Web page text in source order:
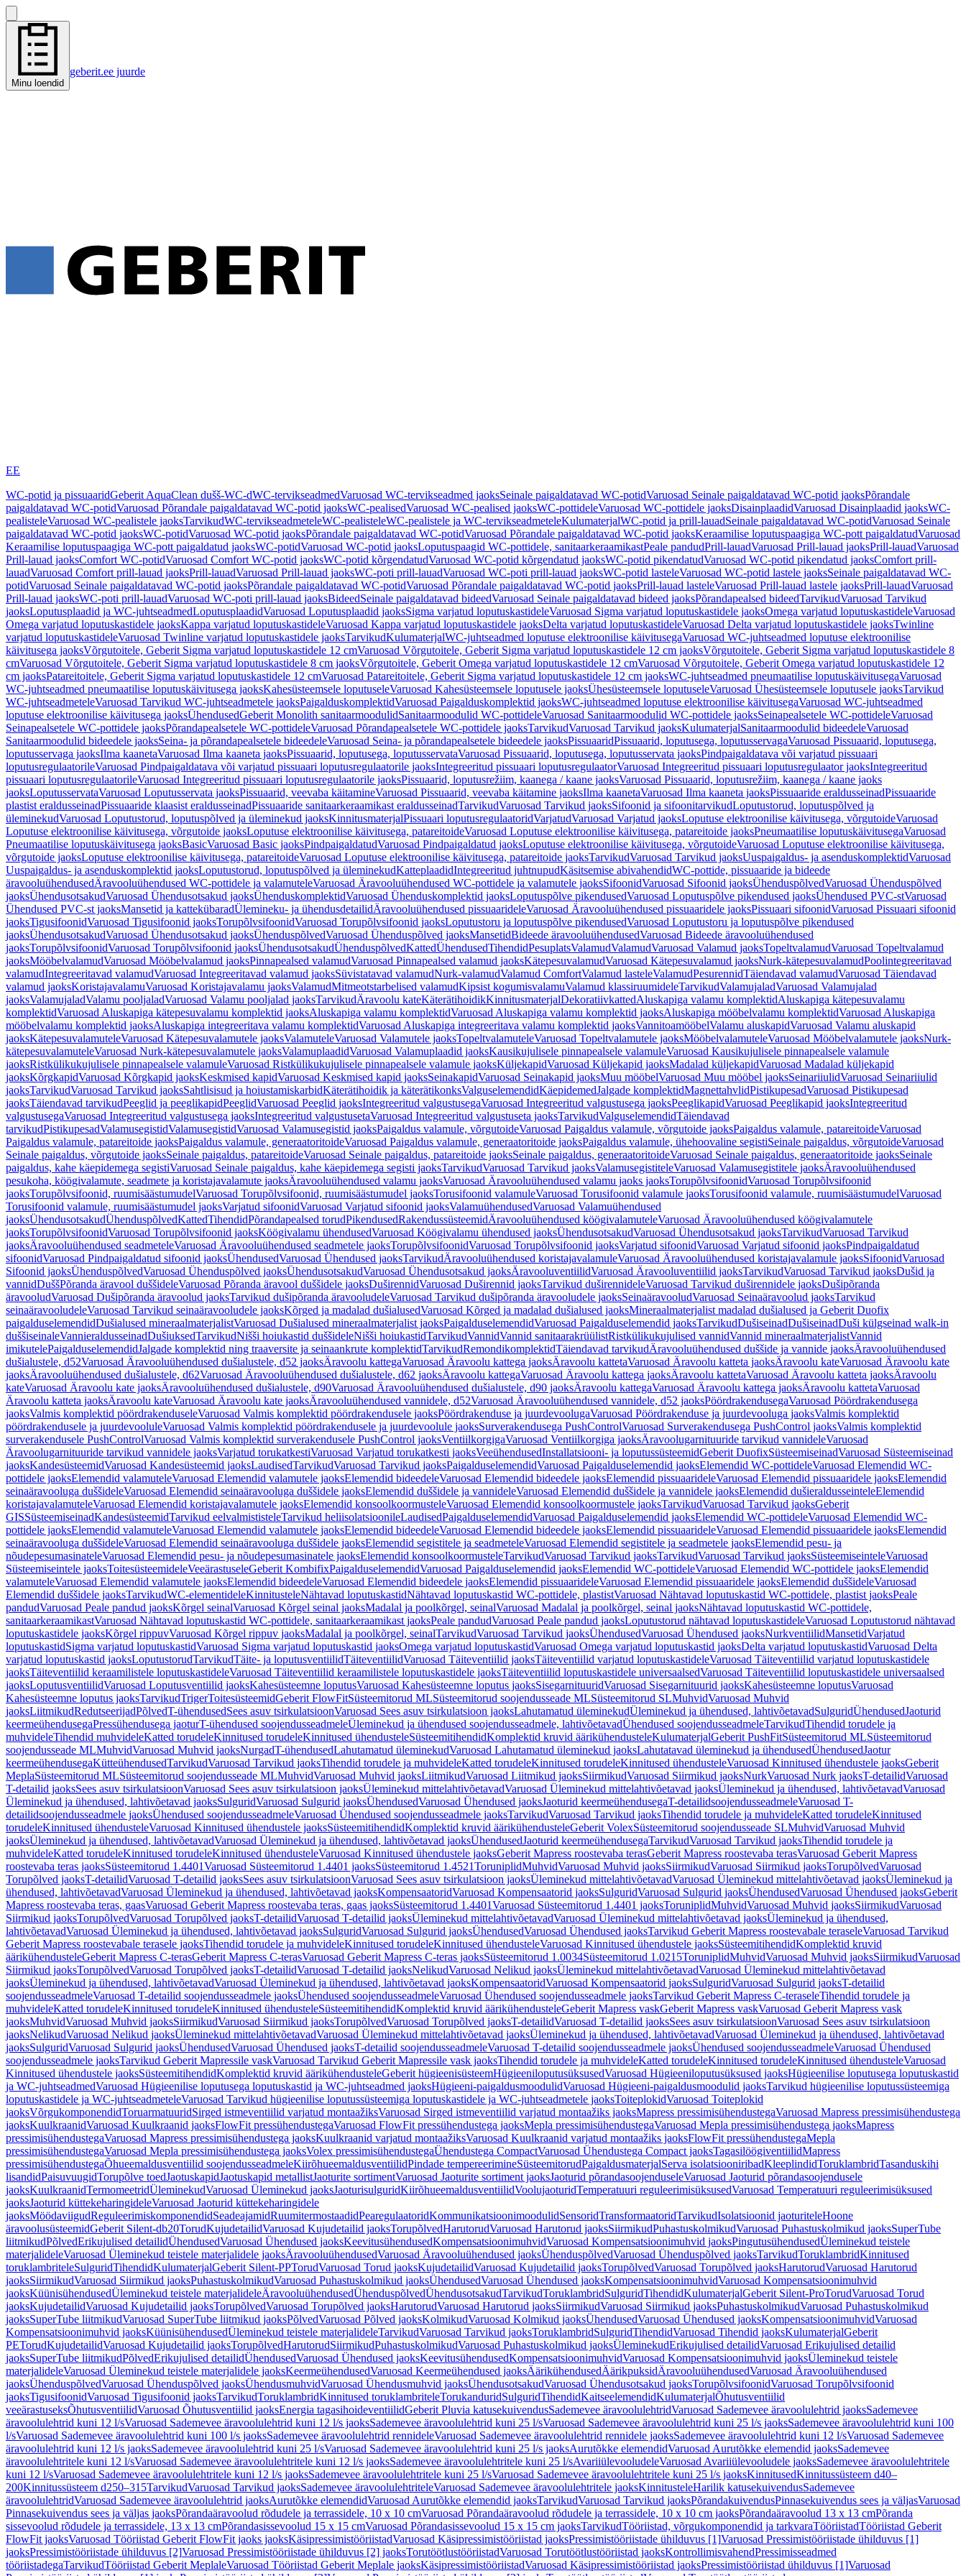
Minu loendid
geberit.ee juurde
EE
WC-potid ja pissuaaridGeberit AquaClean dušš-WC-dWC-tervikseadmedVaruosad WC-tervikseadmed jaoksSeinale paigaldatavad WC-potidVaruosad Seinale paigaldatavad WC-potid jaoksPõrandale
paigaldatavad WC-potidVaruosad Põrandale paigaldatavad WC-potid jaoksWC-pealisedVaruosad WC-pealised jaoksWC-pottideleVaruosad WC-pottidele jaoksDisainplaadidVaruosad Disainplaadid jaoksWC-
pealisteleVaruosad WC-pealistele jaoksTarvikudWC-tervikseadmeteleWC-pealisteleWC-pealistele ja WC-tervikseadmeteleKulumaterjalWC-potid ja prill-lauadSeinale paigaldatavad WC-potidVaruosad Seinale
paigaldatavad WC-potid jaoksWC-potidVaruosad WC-potid jaoksPõrandale paigaldatavad WC-potidVaruosad Põrandale paigaldatavad WC-potid jaoksKeraamilise loputuspaagiga WC-pott paigaldatudVaruosad
Keraamilise loputuspaagiga WC-pott paigaldatud jaoksWC-potidVaruosad WC-potid jaoksLoputuspaagid WC-pottidele, sanitaarkeraamikastPeale pandudPrill-lauadVaruosad Prill-lauad jaoksPrill-lauadVaruosad
Prill-lauad jaoksComfort WC-potidVaruosad Comfort WC-potid jaoksWC-potid kõrgendatudVaruosad WC-potid kõrgendatud jaoksWC-potid pikendatudVaruosad WC-potid pikendatud jaoksComfort prill-
lauadVaruosad Comfort prill-lauad jaoksPrill-lauadVaruosad Prill-lauad jaoksWC-poti prill-lauadVaruosad WC-poti prill-lauad jaoksWC-potid lasteleVaruosad WC-potid lastele jaoksSeinale paigaldatavad WC-
potidVaruosad Seinale paigaldatavad WC-potid jaoksPõrandale paigaldatavad WC-potidVaruosad Põrandale paigaldatavad WC-potid jaoksPrill-lauad lasteleVaruosad Prill-lauad lastele jaoksPrill-lauadVaruosad
Prill-lauad jaoksWC-poti prill-lauadVaruosad WC-poti prill-lauad jaoksBideedSeinale paigaldatavad bideedVaruosad Seinale paigaldatavad bideed jaoksPõrandapealsed bideedTarvikudVaruosad Tarvikud
jaoksLoputusplaadid ja WC-juhtseadmedLoputusplaadidVaruosad Loputusplaadid jaoksSigma varjatud loputuskastideleVaruosad Sigma varjatud loputuskastidele jaoksOmega varjatud loputuskastideleVaruosad
Omega varjatud loputuskastidele jaoksKappa varjatud loputuskastideleVaruosad Kappa varjatud loputuskastidele jaoksDelta varjatud loputuskastideleVaruosad Delta varjatud loputuskastidele jaoksTwinline
varjatud loputuskastideleVaruosad Twinline varjatud loputuskastidele jaoksTarvikudKulumaterjalWC-juhtseadmed loputuse elektroonilise käivitusegaVaruosad WC-juhtseadmed loputuse elektroonilise
käivitusega jaoksVõrgutoitele, Geberit Sigma varjatud loputuskastidele 12 cmVaruosad Võrgutoitele, Geberit Sigma varjatud loputuskastidele 12 cm jaoksVõrgutoitele, Geberit Sigma varjatud loputuskastidele 8
cmVaruosad Võrgutoitele, Geberit Sigma varjatud loputuskastidele 8 cm jaoksVõrgutoitele, Geberit Omega varjatud loputuskastidele 12 cmVaruosad Võrgutoitele, Geberit Omega varjatud loputuskastidele 12
cm jaoksPatareitoitele, Geberit Sigma varjatud loputuskastidele 12 cmVaruosad Patareitoitele, Geberit Sigma varjatud loputuskastidele 12 cm jaoksWC-juhtseadmed pneumaatilise loputuskäivitusegaVaruosad
WC-juhtseadmed pneumaatilise loputuskäivitusega jaoksKahesüsteemsele loputuseleVaruosad Kahesüsteemsele loputusele jaoksÜhesüsteemsele loputuseleVaruosad Ühesüsteemsele loputusele jaoksTarvikud
WC-juhtseadmeteleVaruosad Tarvikud WC-juhtseadmetele jaoksPaigalduskomplektidVaruosad Paigalduskomplektid jaoksWC-juhtseadmed loputuse elektroonilise käivitusegaVaruosad WC-juhtseadmed
loputuse elektroonilise käivitusega jaoksÜhendusedGeberit Monolith sanitaarmoodulidSanitaarmoodulid WC-pottideleVaruosad Sanitaarmoodulid WC-pottidele jaoksSeinapealsetele WC-pottideleVaruosad
Seinapealsetele WC-pottidele jaoksPõrandapealsetele WC-pottideleVaruosad Põrandapealsetele WC-pottidele jaoksTarvikudVaruosad Tarvikud jaoksKulumaterjalSanitaarmoodulid bideedeleVaruosad
Sanitaarmoodulid bideedele jaoksSeina- ja põrandapealsetele bideedeleVaruosad Seina- ja põrandapealsetele bideedele jaoksPissuaaridPissuaarid, loputusega, loputusservagaVaruosad Pissuaarid, loputusega,
loputusservaga jaoksIlma kaanetaVaruosad Ilma kaaneta jaoksPissuaarid, loputusega, loputusservataVaruosad Pissuaarid, loputusega, loputusservata jaoksPindpaigaldatava või varjatud pissuaari
loputusregulaatorileVaruosad Pindpaigaldatava või varjatud pissuaari loputusregulaatorile jaoksIntegreeritud pissuaari loputusregulaatorVaruosad Integreeritud pissuaari loputusregulaator jaoksIntegreeritud
pissuaari loputusregulaatorileVaruosad Integreeritud pissuaari loputusregulaatorile jaoksPissuaarid, loputusrežiim, kaanega / kaane jaoksVaruosad Pissuaarid, loputusrežiim, kaanega / kaane jaoks
jaoksLoputusservataVaruosad Loputusservata jaoksPissuaarid, veevaba käitamineVaruosad Pissuaarid, veevaba käitamine jaoksIlma kaanetaVaruosad Ilma kaaneta jaoksPissuaaride eraldusseinadPissuaaride
plastist eraldusseinadPissuaaride klaasist eraldusseinadPissuaaride sanitaarkeraamikast eraldusseinadTarvikudVaruosad Tarvikud jaoksSifoonid ja sifoonitarvikudLoputustorud, loputuspõlved ja
üleminekudVaruosad Loputustorud, loputuspõlved ja üleminekud jaoksKinnitusmaterjalPissuaari loputusregulaatoridVarjatudVaruosad Varjatud jaoksLoputuse elektroonilise käivitusega, võrgutoideVaruosad
Loputuse elektroonilise käivitusega, võrgutoide jaoksLoputuse elektroonilise käivitusega, patareitoideVaruosad Loputuse elektroonilise käivitusega, patareitoide jaoksPneumaatilise loputuskäivitusegaVaruosad
Pneumaatilise loputuskäivitusega jaoksBasicVaruosad Basic jaoksPindpaigaldatudVaruosad Pindpaigaldatud jaoksLoputuse elektroonilise käivitusega, võrgutoideVaruosad Loputuse elektroonilise käivitusega,
võrgutoide jaoksLoputuse elektroonilise käivitusega, patareitoideVaruosad Loputuse elektroonilise käivitusega, patareitoide jaoksTarvikudVaruosad Tarvikud jaoksUuspaigaldus- ja asenduskomplektidVaruosad
Uuspaigaldus- ja asenduskomplektid jaoksLoputustorud, loputuspõlved ja üleminekudKatteplaadidIntegreeritud juhtnupudKäsitsemise abivahendidWC-pottide, pissuaaride ja bideede
äravooluühendusedÄravooluühendused WC-pottidele ja valamuteleVaruosad Äravooluühendused WC-pottidele ja valamutele jaoksSifoonidVaruosad Sifoonid jaoksÜhenduspõlvedVaruosad Ühenduspõlved
jaoksÜhendusotsakudVaruosad Ühendusotsakud jaoksÜhenduskomplektidVaruosad Ühenduskomplektid jaoksLoputuspõlve pikendusedVaruosad Loputuspõlve pikendused jaoksÜhendused PVC-stVaruosad
Ühendused PVC-st jaoksMansetid ja kattekübaradÜlemineku- ja ühendusdetailidÄravooluühendused pissuaarideleVaruosad Äravooluühendused pissuaaridele jaoksPissuaari sifoonidVaruosad Pissuaari sifoonid
jaoksTigusifoonidVaruosad Tigusifoonid jaoksTorupõlvsifoonidVaruosad Torupõlvsifoonid jaoksLoputustoru ja loputuspõlve pikendusedVaruosad Loputustoru ja loputuspõlve pikendused
jaoksÜhendusotsakudVaruosad Ühendusotsakud jaoksÜhenduspõlvedVaruosad Ühenduspõlved jaoksMansetidBideede äravooluühendusedVaruosad Bideede äravooluühendused
jaoksTorupõlvsifoonidVaruosad Torupõlvsifoonid jaoksÜhendusotsakudÜhenduspõlvedKattedÜhendusedTihendidPesuplatsValamudValamudVaruosad Valamud jaoksTopeltvalamudVaruosad Topeltvalamud
jaoksMööbelvalamudVaruosad Mööbelvalamud jaoksPinnapealsed valamudVaruosad Pinnapealsed valamud jaoksKätepesuvalamudVaruosad Kätepesuvalamud jaoksNurk-kätepesuvalamudPoolintegreeritavad
valamudIntegreeritavad valamudVaruosad Integreeritavad valamud jaoksSüvistatavad valamudNurk-valamudValamud ComfortValamud lasteleValamudPesurennidTäiendavad valamudVaruosad Täiendavad
valamud jaoksKoristajavalamuVaruosad Koristajavalamu jaoksValamudMitmeotstarbelised valamudKipsist kogumisvalamuValamud klassiruumideleTarvikudValamujaladVaruosad Valamujalad
jaoksValamujaladValamu pooljaladVaruosad Valamu pooljalad jaoksTarvikudÄravoolu kateKäterätihoidikKinnitusmaterjalDekoratiivkattedAluskapiga valamu komplektidAluskapiga kätepesuvalamu
komplektidVaruosad Aluskapiga kätepesuvalamu komplektid jaoksAluskapiga valamu komplektidVaruosad Aluskapiga valamu komplektid jaoksAluskapiga mööbelvalamu komplektidVaruosad Aluskapiga
mööbelvalamu komplektid jaoksAluskapiga integreeritava valamu komplektidVaruosad Aluskapiga integreeritava valamu komplektid jaoksVannitoamööbelValamu aluskapidVaruosad Valamu aluskapid
jaoksKätepesuvalamuteleVaruosad Kätepesuvalamutele jaoksValamuteleVaruosad Valamutele jaoksTopeltvalamuteleVaruosad Topeltvalamutele jaoksMööbelvalamuteleVaruosad Mööbelvalamutele jaoksNurk-
kätepesuvalamuteleVaruosad Nurk-kätepesuvalamutele jaoksValamuplaadidVaruosad Valamuplaadid jaoksKausikujulisele pinnapealsele valamuleVaruosad Kausikujulisele pinnapealsele valamule
jaoksRistkülikukujulisele pinnapealsele valamuleVaruosad Ristkülikukujulisele pinnapealsele valamule jaoksKüljekapidVaruosad Küljekapid jaoksMadalad küljekapidVaruosad Madalad küljekapid
jaoksKõrgkapidVaruosad Kõrgkapid jaoksKeskmised kapidVaruosad Keskmised kapid jaoksSeinakapidVaruosad Seinakapid jaoksMuu mööbelVaruosad Muu mööbel jaoksSeinariiulidVaruosad Seinariiulid
jaoksTarvikudVaruosad Tarvikud jaoksSahtlisisud ja hoiustamiskarbidKäterätihoidik ja käterätikonksValguselemendidKäepidemedJalgade komplektidMagnettahvlidPistikupesadVaruosad Pistikupesad
jaoksTäiendavad tarvikudPeeglid ja peeglikapidPeeglidVaruosad Peeglid jaoksIntegreeritud valgustusegaVaruosad Integreeritud valgustusega jaoksPeeglikapidVaruosad Peeglikapid jaoksIntegreeritud
valgustusegaVaruosad Integreeritud valgustusega jaoksIntegreeritud valgustusetaVaruosad Integreeritud valgustuseta jaoksTarvikudValguselemendidTäiendavad
tarvikudPistikupesadValamusegistidValamusegistidVaruosad Valamusegistid jaoksPaigaldus valamule, võrgutoideVaruosad Paigaldus valamule, võrgutoide jaoksPaigaldus valamule, patareitoideVaruosad
Paigaldus valamule, patareitoide jaoksPaigaldus valamule, generaatoritoideVaruosad Paigaldus valamule, generaatoritoide jaoksPaigaldus valamule, ühehoovaline segistiSeinale paigaldus, võrgutoideVaruosad
Seinale paigaldus, võrgutoide jaoksSeinale paigaldus, patareitoideVaruosad Seinale paigaldus, patareitoide jaoksSeinale paigaldus, generaatoritoideVaruosad Seinale paigaldus, generaatoritoide jaoksSeinale
paigaldus, kahe käepidemega segistiVaruosad Seinale paigaldus, kahe käepidemega segisti jaoksTarvikudVaruosad Tarvikud jaoksValamusegistiteleVaruosad Valamusegistitele jaoksÄravooluühendused
pesukoha, köögivalamute, seadmete ja koristajavalamute jaoksÄravooluühendused valamu jaoksVaruosad Äravooluühendused valamu jaoks jaoksTorupõlvsifoonidVaruosad Torupõlvsifoonid
jaoksTorupõlvsifoonid, ruumisäästumudelVaruosad Torupõlvsifoonid, ruumisäästumudel jaoksTorusifoonid valamuleVaruosad Torusifoonid valamule jaoksTorusifoonid valamule, ruumisäästumudelVaruosad
Torusifoonid valamule, ruumisäästumudel jaoksVarjatud sifoonidVaruosad Varjatud sifoonid jaoksValamuühendusedVaruosad Valamuühendused
jaoksÜhendusotsakudÜhenduspõlvedKattedTihendidPõrandapealsed torudPikendusedRakendussüsteemidÄravooluühendused köögivalamuteleVaruosad Äravooluühendused köögivalamutele
jaoksTorupõlvsifoonidVaruosad Torupõlvsifoonid jaoksKöögivalamu ühendusedVaruosad Köögivalamu ühendused jaoksÜhendusotsakudVaruosad Ühendusotsakud jaoksTarvikudVaruosad Tarvikud
jaoksÄravooluühendused seadmeteleVaruosad Äravooluühendused seadmetele jaoksTorupõlvsifoonidVaruosad Torupõlvsifoonid jaoksVarjatud sifoonidVaruosad Varjatud sifoonid jaoksPindpaigaldatud
sifoonidVaruosad Pindpaigaldatud sifoonid jaoksÜhendusedVaruosad Ühendused jaoksTarvikudÄravooluühendused koristajavalamuleVaruosad Äravooluühendused koristajavalamule jaoksSifoonidVaruosad
Sifoonid jaoksÜhenduspõlvedVaruosad Ühenduspõlved jaoksÜhendusotsakudVaruosad Ühendusotsakud jaoksÄravooluventiilidVaruosad Äravooluventiilid jaoksTarvikudVaruosad Tarvikud jaoksDušid ja
vannidDuššPõranda äravool duššideleVaruosad Põranda äravool duššidele jaoksDuširennidVaruosad Duširennid jaoksTarvikud duširennideleVaruosad Tarvikud duširennidele jaoksDušipõranda
äravooludVaruosad Dušipõranda äravoolud jaoksTarvikud dušipõranda äravooludeleVaruosad Tarvikud dušipõranda äravooludele jaoksSeinaäravooludVaruosad Seinaäravoolud jaoksTarvikud
seinaäravooludeleVaruosad Tarvikud seinaäravooludele jaoksKõrged ja madalad dušialusedVaruosad Kõrged ja madalad dušialused jaoksMineraalmaterjalist madalad dušialused ja Geberit Duofix
paigalduselemendidDušialused mineraalmaterjalistVaruosad Dušialused mineraalmaterjalist jaoksPaigalduselemendidVaruosad Paigalduselemendid jaoksTarvikudDušiseinadDušiseinadDuši külgseinad walk-in
duššiseinaleVannieraldusseinadDušiuksedTarvikudNišši hoiukastid duššideleNišši hoiukastidTarvikudVannidVannid sanitaarakrüülistRistkülikukujulised vannidVannid mineraalmaterjalistVannid
imikutelePaigalduselemendidJalgade komplektid ning traaversite ja seinaankrute komplektidTarvikudRemondikomplektidTäiendavad tarvikudÄravooluühendused duššide ja vannide jaoksÄravooluühendused
dušialustele, d52Varuosad Äravooluühendused dušialustele, d52 jaoksÄravoolu kattegaVaruosad Äravoolu kattega jaoksÄravoolu kattetaVaruosad Äravoolu katteta jaoksÄravoolu kateVaruosad Äravoolu kate
jaoksÄravooluühendused dušialustele, d62Varuosad Äravooluühendused dušialustele, d62 jaoksÄravoolu kattegaVaruosad Äravoolu kattega jaoksÄravoolu kattetaVaruosad Äravoolu katteta jaoksÄravoolu
kateVaruosad Äravoolu kate jaoksÄravooluühendused dušialustele, d90Varuosad Äravooluühendused dušialustele, d90 jaoksÄravoolu kattegaVaruosad Äravoolu kattega jaoksÄravoolu kattetaVaruosad
Äravoolu katteta jaoksÄravoolu kateVaruosad Äravoolu kate jaoksÄravooluühendused vannidele, d52Varuosad Äravooluühendused vannidele, d52 jaoksPöördrakendusegaVaruosad Pöördrakendusega
jaoksValmis komplektid pöördrakenduseleVaruosad Valmis komplektid pöördrakendusele jaoksPöördrakenduse ja juurdevoolugaVaruosad Pöördrakenduse ja juurdevooluga jaoksValmis komplektid
pöördrakendusele ja juurdevooluleVaruosad Valmis komplektid pöördrakendusele ja juurdevoolule jaoksSurverakendusega PushControlVaruosad Surverakendusega PushControl jaoksValmis komplektid
surverakendusele PushControlVaruosad Valmis komplektid surverakendusele PushControl jaoksVentiilkorgigaVaruosad Ventiilkorgiga jaoksÄravoolugarnituuride tarvikud vannideleVaruosad
Äravoolugarnituuride tarvikud vannidele jaoksVarjatud torukatkestiVaruosad Varjatud torukatkesti jaoksVeeühendusedInstallatsiooni- ja loputussüsteemidGeberit DuofixSüsteemiseinadVaruosad Süsteemiseinad
jaoksKandesüsteemidVaruosad Kandesüsteemid jaoksLaudisedTarvikudVaruosad Tarvikud jaoksPaigalduselemendidVaruosad Paigalduselemendid jaoksElemendid WC-pottideleVaruosad Elemendid WC-
pottidele jaoksElemendid valamuteleVaruosad Elemendid valamutele jaoksElemendid bideedeleVaruosad Elemendid bideedele jaoksElemendid pissuaarideleVaruosad Elemendid pissuaaridele jaoksElemendid
seinaäravooluga duššideleVaruosad Elemendid seinaäravooluga duššidele jaoksElemendid duššidele ja vannideleVaruosad Elemendid duššidele ja vannidele jaoksElemendid dušieraldusseinteleElemendid
koristajavalamuteleVaruosad Elemendid koristajavalamutele jaoksElemendid konsoolkoormusteleVaruosad Elemendid konsoolkoormustele jaoksTarvikudVaruosad Tarvikud jaoksGeberit
GISSüsteemiseinadKandesüsteemidTarvikud eelvalmististeleTarvikud heliisolatsioonileLaudisedPaigalduselemendidVaruosad Paigalduselemendid jaoksElemendid WC-pottideleVaruosad Elemendid WC-
pottidele jaoksElemendid valamuteleVaruosad Elemendid valamutele jaoksElemendid bideedeleVaruosad Elemendid bideedele jaoksElemendid pissuaarideleVaruosad Elemendid pissuaaridele jaoksElemendid
seinaäravooluga duššideleVaruosad Elemendid seinaäravooluga duššidele jaoksElemendid segistitele ja seadmeteleVaruosad Elemendid segistitele ja seadmetele jaoksElemendid pesu- ja
nõudepesumasinateleVaruosad Elemendid pesu- ja nõudepesumasinatele jaoksElemendid konsoolkoormusteleTarvikudVaruosad Tarvikud jaoksTarvikudVaruosad Tarvikud jaoksSüsteemiseinteleVaruosad
Süsteemiseintele jaoksToitesüsteemideleVeeärastuseleGeberit KombifixPaigalduselemendidVaruosad Paigalduselemendid jaoksElemendid WC-pottideleVaruosad Elemendid WC-pottidele jaoksElemendid
valamuteleVaruosad Elemendid valamutele jaoksElemendid bideedeleVaruosad Elemendid bideedele jaoksElemendid pissuaarideleVaruosad Elemendid pissuaaridele jaoksElemendid duššideleVaruosad
Elemendid duššidele jaoksTarvikudWC-elementideleKinnitusteleNähtavad loputuskastidNähtavad loputuskastid WC-pottidele, plastistVaruosad Nähtavad loputuskastid WC-pottidele, plastist jaoksPeale
pandudVaruosad Peale pandud jaoksKõrgel seinalVaruosad Kõrgel seinal jaoksMadalal ja poolkõrgel, seinalVaruosad Madalal ja poolkõrgel, seinal jaoksNähtavad loputuskastid WC-pottidele,
sanitaarkeraamikastVaruosad Nähtavad loputuskastid WC-pottidele, sanitaarkeraamikast jaoksPeale pandudVaruosad Peale pandud jaoksLoputustorud nähtavad loputuskastideleVaruosad Loputustorud nähtavad
loputuskastidele jaoksKõrgel rippuvVaruosad Kõrgel rippuv jaoksMadalal ja poolkõrgel, seinalTarvikudVaruosad Tarvikud jaoksÜhendusedVaruosad Ühendused jaoksNurkventiilidMansetidVarjatud
loputuskastidSigma varjatud loputuskastidVaruosad Sigma varjatud loputuskastid jaoksOmega varjatud loputuskastidVaruosad Omega varjatud loputuskastid jaoksDelta varjatud loputuskastidVaruosad Delta
varjatud loputuskastid jaoksLoputustorudTarvikudTäite- ja loputusventiilidTäiteventiilidVaruosad Täiteventiilid jaoksTäiteventiilid varjatud loputuskastideleVaruosad Täiteventiilid varjatud loputuskastidele
jaoksTäiteventiilid keraamilistele loputuskastideleVaruosad Täiteventiilid keraamilistele loputuskastidele jaoksTäiteventiilid loputuskastidele universaalsedVaruosad Täiteventiilid loputuskastidele universaalsed
jaoksLoputusventiilidVaruosad Loputusventiilid jaoksKahesüsteemne loputusVaruosad Kahesüsteemne loputus jaoksSisegarnituuridVaruosad Sisegarnituurid jaoksKahesüsteemne loputusVaruosad
Kahesüsteemne loputus jaoksTarvikudTrigerToitesüsteemidGeberit FlowFitSüsteemitorud MLSüsteemitorud soojendusseade MLSüsteemitorud SLMuhvidVaruosad Muhvid
jaoksLiitmikudRedutseerijadPõlvedT-ühendusedSees asuv tsirkulatsioonVaruosad Sees asuv tsirkulatsioon jaoksLahutamatud üleminekudÜleminekud ja ühendused, lahtivõetavadSulguridÜhendusedJaoturid
keermeühendusegaPressühendusega jaoturT-ühendused soojendusseadmeleÜleminekud ja ühendused soojendusseadmele, lahtivõetavadÜhendused soojendusseadmeleTarvikudTihendid torudele ja
muhvideleTihendid muhvideleKatted torudeleKinnitused torudeleKinnitused ühendusteleSüsteemitihendidKomplektid kruvid äärikühendusteleKulumaterjalGeberit PushFitSüsteemitorud MLSüsteemitorud
soojendusseade MLMuhvidVaruosad Muhvid jaoksNurgadT-ühendusedLahutamatud üleminekudVaruosad Lahutamatud üleminekud jaoksLahutatavad üleminekud ja ühendusedÜhendusedJaotur
keermeühendusegaKütteühendusedTarvikudVaruosad Tarvikud jaoksTihendid torudele ja muhvideleKatted torudeleKinnitused torudeleKinnitused ühendusteleVaruosad Kinnitused ühendustele jaoksGeberit
MeplaSüsteemitorud MLSüsteemitorud soojendusseade MLMuhvidVaruosad Muhvid jaoksLiitmikudVaruosad Liitmikud jaoksSiirmikudVaruosad Siirmikud jaoksNurkVaruosad Nurk jaoksT-detailidVaruosad
T-detailid jaoksSees asuv tsirkulatsioonVaruosad Sees asuv tsirkulatsioon jaoksÜleminekud mittelahtivõetavadVaruosad Üleminekud mittelahtivõetavad jaoksÜleminekud ja ühendused, lahtivõetavadVaruosad
Üleminekud ja ühendused, lahtivõetavad jaoksSulguridVaruosad Sulgurid jaoksÜhendusedVaruosad Ühendused jaoksJaoturid keermeühendusegaT-detailidsoojendusseadmeleVaruosad T-
detailidsoojendusseadmele jaoksÜhendused soojendusseadmeleVaruosad Ühendused soojendusseadmele jaoksTarvikudVaruosad Tarvikud jaoksTihendid torudele ja muhvideleKatted torudeleKinnitused
torudeleKinnitused ühendusteleVaruosad Kinnitused ühendustele jaoksSüsteemitihendidKomplektid kruvid äärikühendusteleGeberit VolexSüsteemitorud soojendusseade SLMuhvidVaruosad Muhvid
jaoksÜleminekud ja ühendused, lahtivõetavadVaruosad Üleminekud ja ühendused, lahtivõetavad jaoksÜhendusedJaoturid keermeühendusegaTarvikudVaruosad Tarvikud jaoksTihendid torudele ja
muhvideleKatted torudeleKinnitused torudeleKinnitused ühendusteleVaruosad Kinnitused ühendustele jaoksGeberit Mapress roostevaba terasGeberit Mapress roostevaba terasVaruosad Geberit Mapress
roostevaba teras jaoksSüsteemitorud 1.4401Varuosad Süsteemitorud 1.4401 jaoksSüsteemitorud 1.4521ToruniplidMuhvidVaruosad Muhvid jaoksSiirmikudVaruosad Siirmikud jaoksTorupõlvedVaruosad
Torupõlved jaoksT-detailidVaruosad T-detailid jaoksSees asuv tsirkulatsioonVaruosad Sees asuv tsirkulatsioon jaoksÜleminekud mittelahtivõetavadVaruosad Üleminekud mittelahtivõetavad jaoksÜleminekud ja
ühendused, lahtivõetavadVaruosad Üleminekud ja ühendused, lahtivõetavad jaoksKompensaatoridVaruosad Kompensaatorid jaoksSulguridVaruosad Sulgurid jaoksÜhendusedVaruosad Ühendused jaoksGeberit
Mapress roostevaba teras, gaasVaruosad Geberit Mapress roostevaba teras, gaas jaoksSüsteemitorud 1.4401Varuosad Süsteemitorud 1.4401 jaoksToruniplidMuhvidVaruosad Muhvid jaoksSiirmikudVaruosad
Siirmikud jaoksTorupõlvedVaruosad Torupõlved jaoksT-detailidVaruosad T-detailid jaoksÜleminekud mittelahtivõetavadVaruosad Üleminekud mittelahtivõetavad jaoksÜleminekud ja ühendused,
lahtivõetavadVaruosad Üleminekud ja ühendused, lahtivõetavad jaoksSulguridVaruosad Sulgurid jaoksÜhendusedVaruosad Ühendused jaoksTarvikud Geberit Mapress roostevabale teraseleVaruosad Tarvikud
Geberit Mapress roostevabale terasele jaoksTihendid torudele ja muhvideleKinnitused torudeleKinnitused ühendusteleVaruosad Kinnitused ühendustele jaoksSüsteemitihendidKomplektid kruvid
äärikühendusteleGeberit Mapress C-terasGeberit Mapress C-terasVaruosad Geberit Mapress C-teras jaoksSüsteemitorud 1.0034Süsteemitorud 1.0215ToruniplidMuhvidVaruosad Muhvid jaoksSiirmikudVaruosad
Siirmikud jaoksTorupõlvedVaruosad Torupõlved jaoksT-detailidVaruosad T-detailid jaoksNelikudVaruosad Nelikud jaoksÜleminekud mittelahtivõetavadVaruosad Üleminekud mittelahtivõetavad
jaoksÜleminekud ja ühendused, lahtivõetavadVaruosad Üleminekud ja ühendused, lahtivõetavad jaoksKompensaatoridVaruosad Kompensaatorid jaoksSulguridVaruosad Sulgurid jaoksT-detailid
soojendusseadmeleVaruosad T-detailid soojendusseadmele jaoksÜhendused soojendusseadmeleVaruosad Ühendused soojendusseadmele jaoksTarvikud Geberit Mapress C-teraseleTihendid torudele ja
muhvideleKatted torudeleKinnitused torudeleKinnitused ühendusteleSüsteemitihendidKomplektid kruvid äärikühendusteleGeberit Mapress vaskGeberit Mapress vaskVaruosad Geberit Mapress vask
jaoksMuhvidVaruosad Muhvid jaoksSiirmikudVaruosad Siirmikud jaoksTorupõlvedVaruosad Torupõlved jaoksT-detailidVaruosad T-detailid jaoksSees asuv tsirkulatsioonVaruosad Sees asuv tsirkulatsioon
jaoksNelikudVaruosad Nelikud jaoksÜleminekud mittelahtivõetavadVaruosad Üleminekud mittelahtivõetavad jaoksÜleminekud ja ühendused, lahtivõetavadVaruosad Üleminekud ja ühendused, lahtivõetavad
jaoksSulguridVaruosad Sulgurid jaoksÜhendusedVaruosad Ühendused jaoksT-detailid soojendusseadmeleVaruosad T-detailid soojendusseadmele jaoksÜhendused soojendusseadmeleVaruosad Ühendused
soojendusseadmele jaoksTarvikud Geberit Mapressile vaskVaruosad Tarvikud Geberit Mapressile vask jaoksTihendid torudele ja muhvideleKatted torudeleKinnitused torudeleKinnitused ühendusteleVaruosad
Kinnitused ühendustele jaoksSüsteemitihendidKomplektid kruvid äärikühendusteleGeberit hügieenisüsteemHügieeniloputusüksusedVaruosad Hügieeniloputusüksused jaoksHügieenilise loputusega loputuskastid
ja WC-juhtseadmedVaruosad Hügieenilise loputusega loputuskastid ja WC-juhtseadmed jaoksHügieeni-paigaldusmoodulidVaruosad Hügieeni-paigaldusmoodulid jaoksTarvikud hügieenilise loputussüsteemiga
loputuskastidele ja WC-juhtseadmeteleVaruosad Tarvikud hügieenilise loputussüsteemiga loputuskastidele ja WC-juhtseadmetele jaoksToiteplokidVaruosad Toiteplokid
jaoksVõrgukomponendidToruarmatuuridSirged istmeventiilid varjatud montaažiksVaruosad Sirged istmeventiilid varjatud montaažiks jaoksMapress pressimisühendustegaVaruosad Mapress pressimisühendustega
jaoksKuulkraanidVaruosad Kuulkraanid jaoksFlowFit pressühendustegaVaruosad FlowFit pressühendustega jaoksMepla pressimisühendustegaVaruosad Mepla pressimisühendustega jaoksMapress
pressimisühendustegaVaruosad Mapress pressimisühendustega jaoksKuulkraanid varjatud montaažiksVaruosad Kuulkraanid varjatud montaažiks jaoksFlowFit pressühendustegaMepla
pressimisühendustegaVaruosad Mepla pressimisühendustega jaoksVolex pressimisühendustegaÜhendustega CompactVaruosad Ühendustega Compact jaoksTagasilöögiventiilidMapress
pressimisühendustegaÕhueemaldusventiilid soojendusseadmeleKiirõhueemaldusventiilidPindade tempereerimineSüsteemitorudPaigaldusmaterjalServa isolatsiooniribadKleeplindidToruklambridTasanduskihi
lisandidPaisuvuugidTorupõlve toedJaotuskapidJaotuskapid metallistJaoturite sortimentVaruosad Jaoturite sortiment jaoksJaoturid põrandasoojenduseleVaruosad Jaoturid põrandasoojendusele
jaoksKuulkraanidTermomeetridÜleminekudVaruosad Üleminekud jaoksJaoturisulguridKiirõhueemaldusventiilidVoolujaoturidTemperatuuri reguleerimisüksusedVaruosad Temperatuuri reguleerimisüksused
jaoksJaoturid küttekeharingideleVaruosad Jaoturid küttekeharingidele
jaoksMöödaviigudReguleerimiskomponendidSeadeajamidRuumitermostaadidPearegulaatoridKommunikatsioonimoodulidSensoridTransformaatoridTarvikudIsolatsioonid jaoturiteleHoone
äravoolusüsteemidGeberit Silent-db20TorudKujudetailidVaruosad Kujudetailid jaoksTorupõlvedHarutorudVaruosad Harutorud jaoksSiirmikudPuhastuskolmikudVaruosad Puhastuskolmikud jaoksSuperTube
liitmikudPõlvedErikujulised detailidÜhendusedVaruosad Ühendused jaoksKeevitusühendusedKompensatsioonimuhvidVaruosad Kompensatsioonimuhvid jaoksPingutusühendusedÜleminekud teistele
materjalideleVaruosad Üleminekud teistele materjalidele jaoksÄravooluühendusedVaruosad Äravooluühendused jaoksÜhenduspõlvedVaruosad Ühenduspõlved jaoksTarvikudToruklambridKinnitused
toruklambriteleSulguridTihendidKulumaterjalGeberit Silent-PPTorudVaruosad Torud jaoksKujudetailidVaruosad Kujudetailid jaoksTorupõlvedVaruosad Torupõlved jaoksHarutorudVaruosad Harutorud
jaoksSiirmikudVaruosad Siirmikud jaoksPuhastuskolmikudVaruosad Puhastuskolmikud jaoksÜhendusedVaruosad Ühendused jaoksKompensatsioonimuhvidVaruosad Kompensatsioonimuhvid
jaoksKüünisühendusedÜleminekud teistele materjalideleÄravooluühendusedÜhenduspõlvedÜhendusotsakudTarvikudToruklambridSulguridTihendidKulumaterjalGeberit Silent-ProTorudVaruosad Torud
jaoksKujudetailidVaruosad Kujudetailid jaoksTorupõlvedVaruosad Torupõlved jaoksHarutorudVaruosad Harutorud jaoksSiirmikudVaruosad Siirmikud jaoksPuhastuskolmikudVaruosad Puhastuskolmikud
jaoksSuperTube liitmikudVaruosad SuperTube liitmikud jaoksPõlvedVaruosad Põlved jaoksKolmikudVaruosad Kolmikud jaoksÜhendusedVaruosad Ühendused jaoksKompensatsioonimuhvidVaruosad
Kompensatsioonimuhvid jaoksKüünisühendusedÜleminekud teistele materjalideleTarvikudVaruosad Tarvikud jaoksToruklambridSulguridTihendidVaruosad Tihendid jaoksKulumaterjalGeberit
PETorudKujudetailidVaruosad Kujudetailid jaoksTorupõlvedHarutorudSiirmikudPuhastuskolmikudVaruosad Puhastuskolmikud jaoksÜleminekudErikujulised detailidVaruosad Erikujulised detailid
jaoksSuperTube liitmikudPõlvedErikujulised detailidÜhendusedVaruosad Ühendused jaoksKeevitusühendusedKompensatsioonimuhvidVaruosad Kompensatsioonimuhvid jaoksÜleminekud teistele
materjalideleVaruosad Üleminekud teistele materjalidele jaoksKeermeühendusedVaruosad Keermeühendused jaoksÄärikühendusedÄärikpuksidÄravooluühendusedVaruosad Äravooluühendused
jaoksÜhenduspõlvedVaruosad Ühenduspõlved jaoksÜhendusmuhvidVaruosad Ühendusmuhvid jaoksÜhendusotsakudVaruosad Ühendusotsakud jaoksTorupõlvsifoonidVaruosad Torupõlvsifoonid
jaoksTigusifoonidVaruosad Tigusifoonid jaoksTarvikudToruklambridKinnitused toruklambriteleTorukanduridSulguridTihendidKaitseelemendidKulumaterjalÕhutusventiilid
veeärastuseksÕhutusventiilidVaruosad Õhutusventiilid jaoksEnergia tagasihoideventiilidGeberit Pluvia katusekuivendusSademevee äravoolulehtridVaruosad Sademevee äravoolulehtrid jaoksSademevee
äravoolulehtrid kuni 12 l/sVaruosad Sademevee äravoolulehtrid kuni 12 l/s jaoksSademevee äravoolulehtrid kuni 25 l/sVaruosad Sademevee äravoolulehtrid kuni 25 l/s jaoksSademevee äravoolulehtrid kuni 100
l/sVaruosad Sademevee äravoolulehtrid kuni 100 l/s jaoksSademevee äravoolulehtrid rennideleVaruosad Sademevee äravoolulehtrid rennidele jaoksSademevee äravoolulehtrid kuni 12 l/sVaruosad Sademevee
äravoolulehtrid kuni 12 l/s jaoksSademevee äravoolulehtrid kuni 25 l/sVaruosad Sademevee äravoolulehtrid kuni 25 l/s jaoksAurutõkke elemendidVaruosad Aurutõkke elemendid jaoksSademevee
äravoolulehtritele kuni 12 l/sVaruosad Sademevee äravoolulehtritele kuni 12 l/s jaoksSademevee äravoolulehtritele kuni 25 l/sAvariiülevooludeleVaruosad Avariiülevooludele jaoksSademevee äravoolulehtritele
kuni 12 l/sVaruosad Sademevee äravoolulehtritele kuni 12 l/s jaoksSademevee äravoolulehtritele kuni 25 l/sVaruosad Sademevee äravoolulehtritele kuni 25 l/s jaoksKinnitusedKinnitussüsteem d40–
200Kinnitussüsteem d250–315TarvikudVaruosad Tarvikud jaoksSademevee äravoolulehtriteleVaruosad Sademevee äravoolulehtritele jaoksKinnitusteleHarilik katusekuivendusSademevee
äravoolulehtridVaruosad Sademevee äravoolulehtrid jaoksAurutõkke elemendidVaruosad Aurutõkke elemendid jaoksTarvikudVaruosad Tarvikud jaoksPõrandakuivendusPinnasekuivendus sees ja väljasVaruosad
Pinnasekuivendus sees ja väljas jaoksPõrandaäravoolud rõdudele ja terrassidele, 10 x 10 cmVaruosad Põrandaäravoolud rõdudele ja terrassidele, 10 x 10 cm jaoksPõrandaäravoolud 13 x 13 cmPõranda
sissevoolud rõdudele ja terrassidele, 13 x 13 cmPõrandasissevoolud 15 x 15 cmVaruosad Põrandasissevoolud 15 x 15 cm jaoksTarvikudTööriistad, võrgukomponendid ja tarkvaraTööriistadTööriistad Geberit
FlowFit jaoksVaruosad Tööriistad Geberit FlowFit jaoks jaoksKäsipressimistööriistadVaruosad Käsipressimistööriistad jaoksPressimistööriistade ühilduvus [1]Varuosad Pressimistööriistade ühilduvus [1]
jaoksPressimistööriistade ühilduvus [2]Varuosad Pressimistööriistade ühilduvus [2] jaoksTorutöötlustööriistadVaruosad Torutöötlustööriistad jaoksKontrollimisvahendPressimisseadmed
tööriistadegaTarvikudTööriistad Geberit MeplaleVaruosad Tööriistad Geberit Meplale jaoksKäsipressimistööriistadVaruosad Käsipressimistööriistad jaoksPressimistööriistad ühilduvus [1]Varuosad